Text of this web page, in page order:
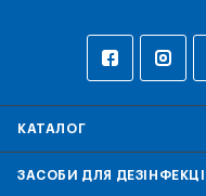
КАТАЛОГ
ЗАСОБИ ДЛЯ ДЕЗІНФЕКЦІЇ